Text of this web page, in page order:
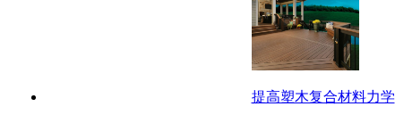
提高塑木复合材料力学